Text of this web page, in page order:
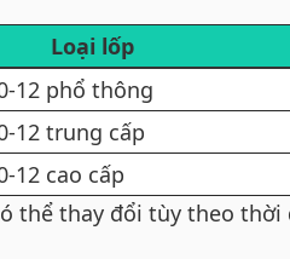
Loại lốp
12 phổ thông
12 trung cấp
12 cao cấp
thể thay đổi tùy theo